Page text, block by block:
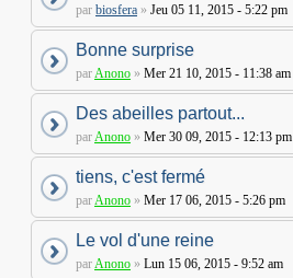
par biosfera » Jeu 05 11, 2015 - 5:22 pm
Bonne surprise
parAnono » Mer 21 10, 2015 - 11:38 am
Des abeilles partout...
parAnono » Mer 30 09, 2015 - 12:13 pm
tiens, c'est fermé
parAnono » Mer 17 06, 2015 - 5:26 pm
Le vol d'une reine
parAnono » Lun 15 06, 2015 - 9:52 am